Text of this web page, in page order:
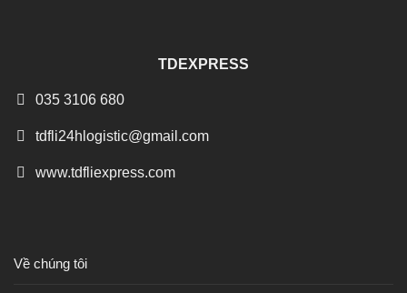
TDEXPRESS
035 3106 680
tdfli24hlogistic@gmail.com
www.tdfliexpress.com
Về chúng tôi